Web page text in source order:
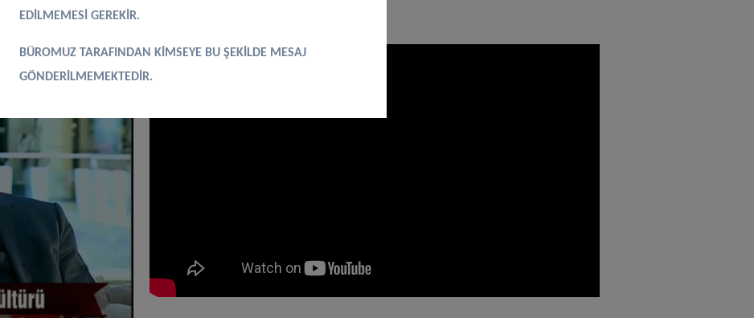
EDİLMEMESİ GEREKİR.
BÜROMUZ TARAFINDAN KİMSEYE BU ŞEKİLDE MESAJ
GÖNDERİLMEMEKTEDİR.